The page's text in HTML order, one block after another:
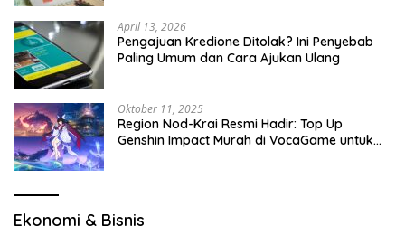
April 13, 2026
Pengajuan Kredione Ditolak? Ini Penyebab
Paling Umum dan Cara Ajukan Ulang
Oktober 11, 2025
Region Nod-Krai Resmi Hadir: Top Up
Genshin Impact Murah di VocaGame untuk
Ekonomi & Bisnis